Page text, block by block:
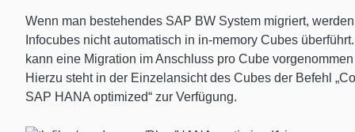
Wenn man bestehendes SAP BW System migriert,
Infocubes nicht automatisch in in-memory Cubes
kann eine Migration im Anschluss pro Cube
Hierzu steht in der Einzelansicht des Cubes der Befehl
SAP HANA optimized“ zur Verfügung.